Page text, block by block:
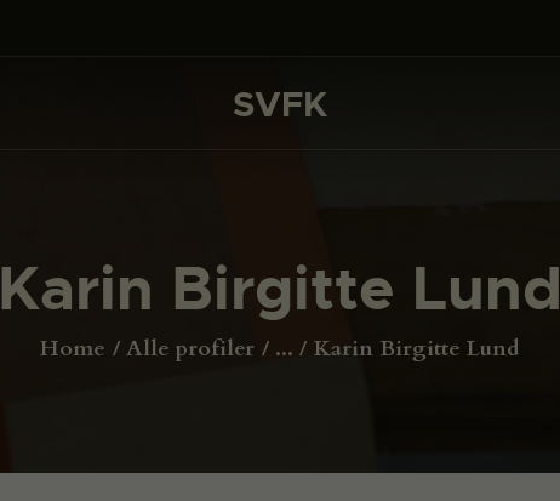
SVFK
Karin Birgitte Lund
Home Alle profiler ... Karin Birgitte Lund
SVFK
PROJEKTER
OM SVFK
ENGLISH